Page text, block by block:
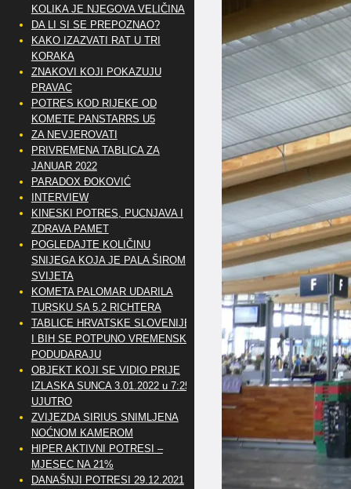
KOLIKA JE NJEGOVA VELIČINA
DA LI SI SE PREPOZNAO?
KAKO IZAZVATI RAT U TRI
KORAKA
ZNAKOVI KOJI POKAZUJU
PRAVAC
POTRES KOD RIJEKE OD
KOMETE PANSTARRS U5
ZA NEVJEROVATI
PRIVREMENA TABLICA ZA
JANUAR 2022
PARADOX ĐOKOVIĆ
INTERVIEW
KINESKI POTRES, PUCNJAVA I
ZDRAVA PAMET
POGLEDAJTE KOLIČINU
SNIJEGA KOJA JE PALA ŠIROM
SVIJETA
KOMETA PALOMAR UDARILA
TURSKU SA 5.2 RICHTERA
TABLICE HRVATSKE SLOVENIJE
I BIH SE POTPUNO VREMENSKI
PODUDARAJU
OBJEKT KOJI SE VIDIO PRIJE
IZLASKA SUNCA 3.01.2022 u 7:25
UJUTRO
ZVIJEZDA SIRIUS SNIMLJENA
NOĆNOM KAMEROM
HIPER AKTIVNI POTRESI –
MJESEC NA 21%
DANAŠNJI POTRESI 29.12.2021